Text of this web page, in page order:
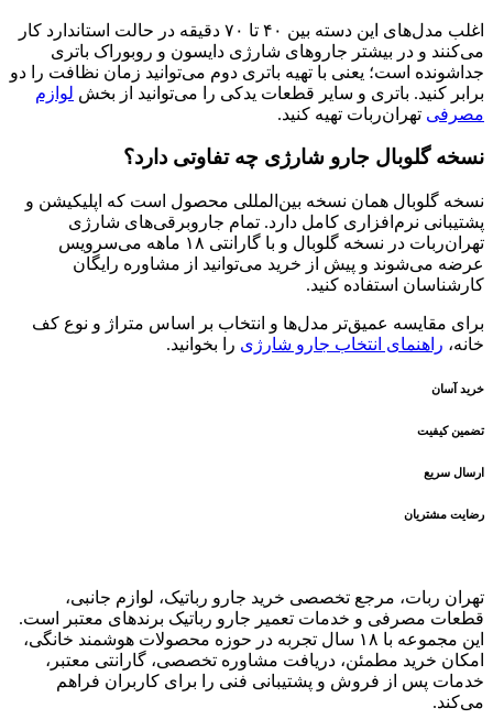
اغلب مدل‌های این دسته بین ۴۰ تا ۷۰ دقیقه در حالت استاندارد کار
می‌کنند و در بیشتر جاروهای شارژی دایسون و روبوراک باتری
جداشونده است؛ یعنی با تهیه باتری دوم می‌توانید زمان نظافت را دو
برابر کنید. باتری و سایر قطعات یدکی را می‌توانید از بخش لوازم
مصرفی تهران‌ربات تهیه کنید.
نسخه گلوبال جارو شارژی چه تفاوتی دارد؟
نسخه گلوبال همان نسخه بین‌المللی محصول است که اپلیکیشن و
پشتیبانی نرم‌افزاری کامل دارد. تمام جاروبرقی‌های شارژی
تهران‌ربات در نسخه گلوبال و با گارانتی ۱۸ ماهه می‌سرویس
عرضه می‌شوند و پیش از خرید می‌توانید از مشاوره رایگان
کارشناسان استفاده کنید.
برای مقایسه عمیق‌تر مدل‌ها و انتخاب بر اساس متراژ و نوع کف
خانه، راهنمای انتخاب جارو شارژی را بخوانید.
خرید آسان
تضمین کیفیت
ارسال سریع
رضایت مشتریان
تهران ربات، مرجع تخصصی خرید جارو رباتیک، لوازم جانبی،
قطعات مصرفی و خدمات تعمیر جارو رباتیک برندهای معتبر است.
این مجموعه با ۱۸ سال تجربه در حوزه محصولات هوشمند خانگی،
امکان خرید مطمئن، دریافت مشاوره تخصصی، گارانتی معتبر،
خدمات پس از فروش و پشتیبانی فنی را برای کاربران فراهم
می‌کند.